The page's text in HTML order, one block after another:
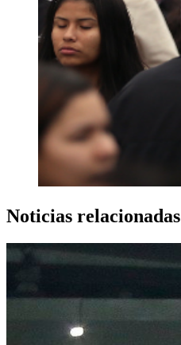
Noticias relacionadas